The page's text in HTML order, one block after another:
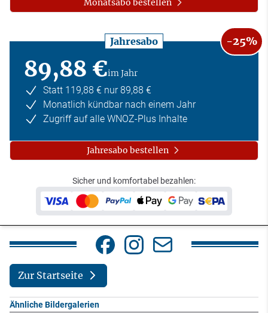
Monatsabo bestellen
Jahresabo -25%
89,88 €im Jahr
Statt 119,88 € nur 89,88 €
Monatlich kündbar nach einem Jahr
Zugriff auf alle WNOZ-Plus Inhalte
Jahresabo bestellen
Sicher und komfortabel bezahlen:
Zur Startseite
Ähnliche Bildergalerien